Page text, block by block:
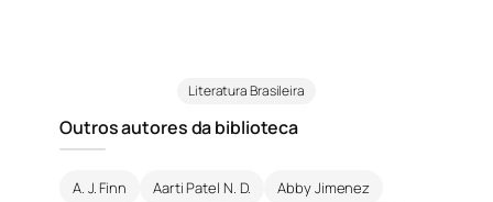
Literatura Brasileira
Outros autores da biblioteca
A. J. Finn Aarti Patel N. D.
Abby Jimenez